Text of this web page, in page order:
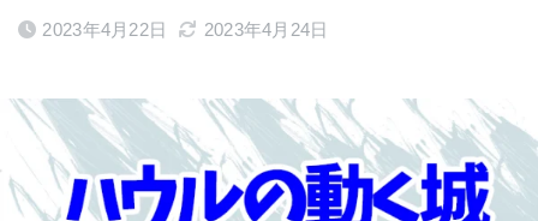
2023年4月22日 2023年4月24日